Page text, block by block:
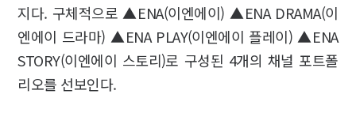
지다. 구체적으로 ▲ENA(이엔에이) ▲ENA DRAMA(이
엔에이 드라마) ▲ENA PLAY(이엔에이 플레이) ▲ENA
STORY(이엔에이 스토리)로 구성된 4개의 채널 포트폴
리오를 선보인다.